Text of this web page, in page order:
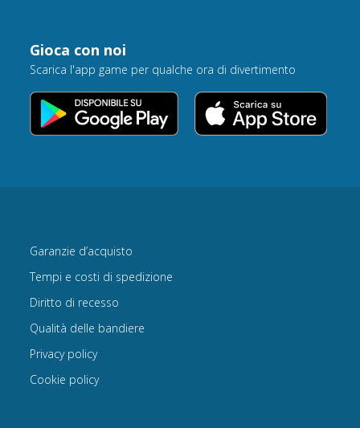
Gioca con noi
Scarica l'app game per qualche ora di divertimento
Garanzie d’acquisto
Tempi e costi di spedizione
Diritto di recesso
Qualità delle bandiere
Privacy policy
Cookie policy